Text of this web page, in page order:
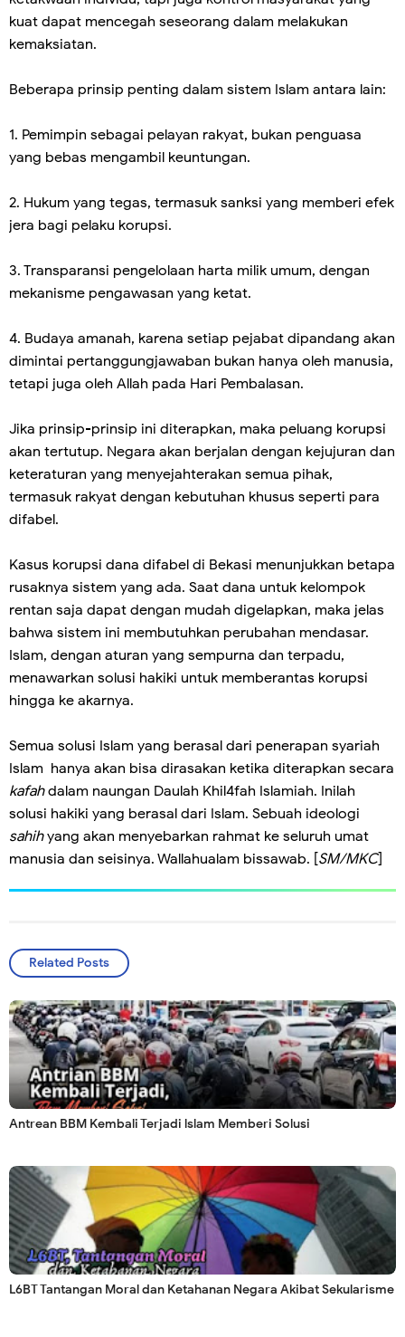
kuat dapat mencegah seseorang dalam melakukan
kemaksiatan.
Beberapa prinsip penting dalam sistem Islam antara lain:
1. Pemimpin sebagai pelayan rakyat, bukan penguasa
yang bebas mengambil keuntungan.
2. Hukum yang tegas, termasuk sanksi yang memberi efek
jera bagi pelaku korupsi.
3. Transparansi pengelolaan harta milik umum, dengan
mekanisme pengawasan yang ketat.
4. Budaya amanah, karena setiap pejabat dipandang akan
dimintai pertanggungjawaban bukan hanya oleh manusia,
tetapi juga oleh Allah pada Hari Pembalasan.
Jika prinsip-prinsip ini diterapkan, maka peluang korupsi
akan tertutup. Negara akan berjalan dengan kejujuran dan
keteraturan yang menyejahterakan semua pihak,
termasuk rakyat dengan kebutuhan khusus seperti para
difabel.
Kasus korupsi dana difabel di Bekasi menunjukkan betapa
rusaknya sistem yang ada. Saat dana untuk kelompok
rentan saja dapat dengan mudah digelapkan, maka jelas
bahwa sistem ini membutuhkan perubahan mendasar.
Islam, dengan aturan yang sempurna dan terpadu,
menawarkan solusi hakiki untuk memberantas korupsi
hingga ke akarnya.
Semua solusi Islam yang berasal dari penerapan syariah
Islam hanya akan bisa dirasakan ketika diterapkan secara
kafahdalam naungan Daulah Khil4fah Islamiah. Inilah
solusi hakiki yang berasal dari Islam. Sebuah ideologi
sahihyang akan menyebarkan rahmat ke seluruh umat
manusia dan seisinya. Wallahualam bissawab. [SM/MKC]
Related Posts
Antrean BBM Kembali Terjadi lslam Memberi Solusi
L6BT Tantangan Moral dan Ketahanan Negara Akibat Sekularisme